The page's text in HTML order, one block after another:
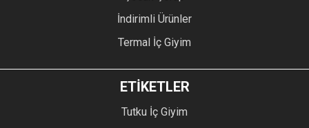
İndirimli Ürünler
Termal İç Giyim
ETİKETLER
Tutku İç Giyim